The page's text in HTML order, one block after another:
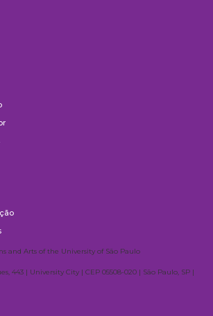
and Arts of the University of São Paulo
443 | University City | CEP 05508-020 | São Paulo, SP |